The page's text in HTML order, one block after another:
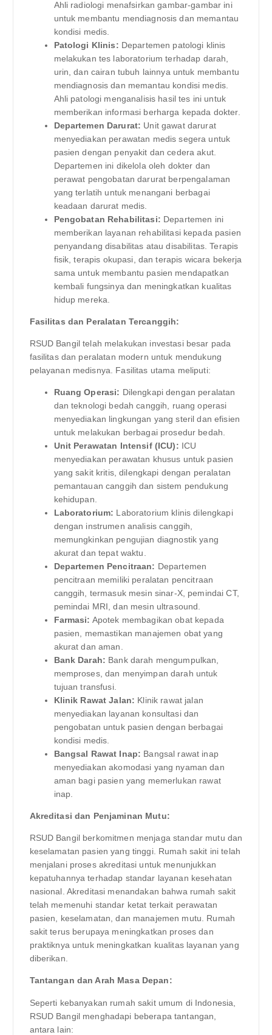
Ahli radiologi menafsirkan gambar-gambar ini
untuk membantu mendiagnosis dan memantau
kondisi medis.
Patologi Klinis: Departemen patologi klinis
melakukan tes laboratorium terhadap darah,
urin, dan cairan tubuh lainnya untuk membantu
mendiagnosis dan memantau kondisi medis.
Ahli patologi menganalisis hasil tes ini untuk
memberikan informasi berharga kepada dokter.
Departemen Darurat: Unit gawat darurat
menyediakan perawatan medis segera untuk
pasien dengan penyakit dan cedera akut.
Departemen ini dikelola oleh dokter dan
perawat pengobatan darurat berpengalaman
yang terlatih untuk menangani berbagai
keadaan darurat medis.
Pengobatan Rehabilitasi: Departemen ini
memberikan layanan rehabilitasi kepada pasien
penyandang disabilitas atau disabilitas. Terapis
fisik, terapis okupasi, dan terapis wicara bekerja
sama untuk membantu pasien mendapatkan
kembali fungsinya dan meningkatkan kualitas
hidup mereka.
Fasilitas dan Peralatan Tercanggih:
RSUD Bangil telah melakukan investasi besar pada
fasilitas dan peralatan modern untuk mendukung
pelayanan medisnya. Fasilitas utama meliputi:
Ruang Operasi: Dilengkapi dengan peralatan
dan teknologi bedah canggih, ruang operasi
menyediakan lingkungan yang steril dan efisien
untuk melakukan berbagai prosedur bedah.
Unit Perawatan Intensif (ICU): ICU
menyediakan perawatan khusus untuk pasien
yang sakit kritis, dilengkapi dengan peralatan
pemantauan canggih dan sistem pendukung
kehidupan.
Laboratorium: Laboratorium klinis dilengkapi
dengan instrumen analisis canggih,
memungkinkan pengujian diagnostik yang
akurat dan tepat waktu.
Departemen Pencitraan: Departemen
pencitraan memiliki peralatan pencitraan
canggih, termasuk mesin sinar-X, pemindai CT,
pemindai MRI, dan mesin ultrasound.
Farmasi: Apotek membagikan obat kepada
pasien, memastikan manajemen obat yang
akurat dan aman.
Bank Darah: Bank darah mengumpulkan,
memproses, dan menyimpan darah untuk
tujuan transfusi.
Klinik Rawat Jalan: Klinik rawat jalan
menyediakan layanan konsultasi dan
pengobatan untuk pasien dengan berbagai
kondisi medis.
Bangsal Rawat Inap: Bangsal rawat inap
menyediakan akomodasi yang nyaman dan
aman bagi pasien yang memerlukan rawat
inap.
Akreditasi dan Penjaminan Mutu:
RSUD Bangil berkomitmen menjaga standar mutu dan
keselamatan pasien yang tinggi. Rumah sakit ini telah
menjalani proses akreditasi untuk menunjukkan
kepatuhannya terhadap standar layanan kesehatan
nasional. Akreditasi menandakan bahwa rumah sakit
telah memenuhi standar ketat terkait perawatan
pasien, keselamatan, dan manajemen mutu. Rumah
sakit terus berupaya meningkatkan proses dan
praktiknya untuk meningkatkan kualitas layanan yang
diberikan.
Tantangan dan Arah Masa Depan:
Seperti kebanyakan rumah sakit umum di Indonesia,
RSUD Bangil menghadapi beberapa tantangan,
antara lain: